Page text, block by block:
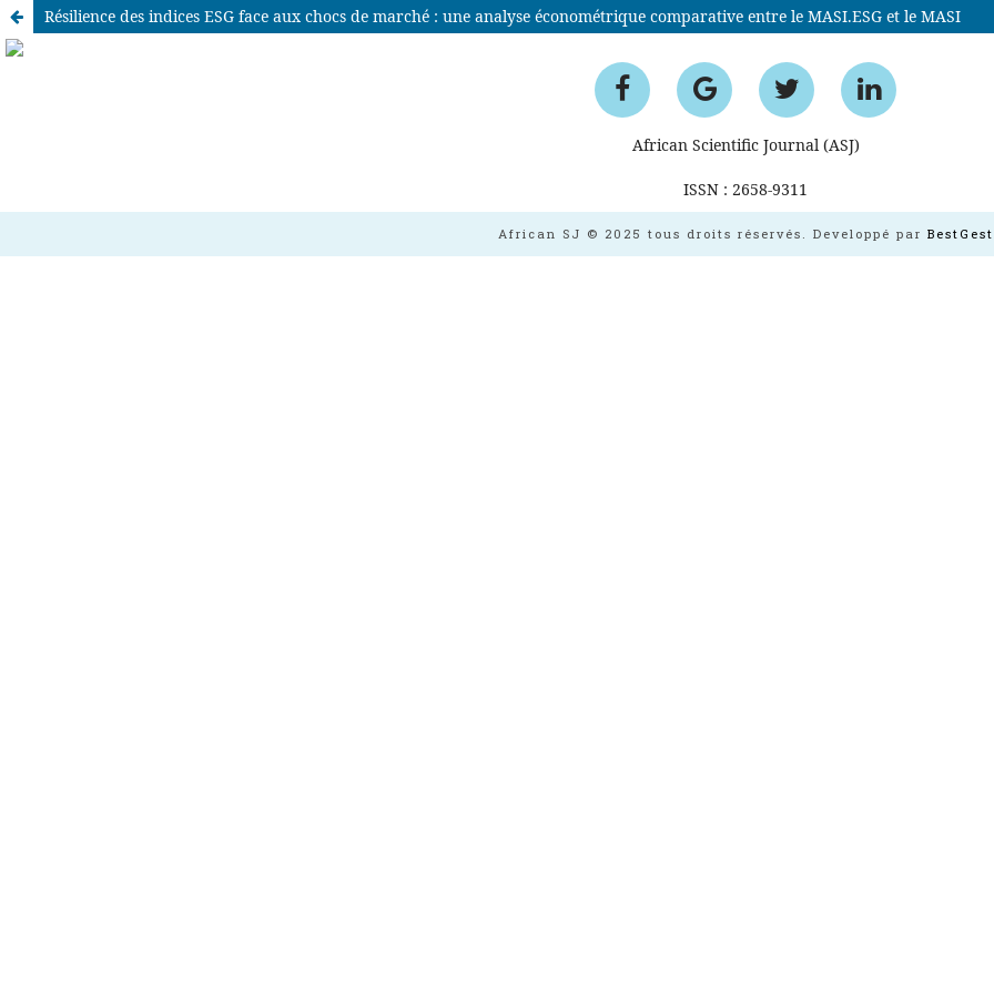
Résilience des indices ESG face aux chocs de marché : une analyse économétrique comparative entre le MASI.ESG et le MASI
African Scientific Journal (ASJ)
ISSN : 2658-9311
African SJ © 2025 tous droits réservés. Developpé par BestGest